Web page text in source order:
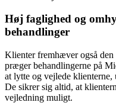
Høj faglighed og
behandlinger
Klienter fremhæver også
præger behandlingerne på
at lytte og vejlede klienterne,
De sikrer sig altid, at
vejledning muligt.